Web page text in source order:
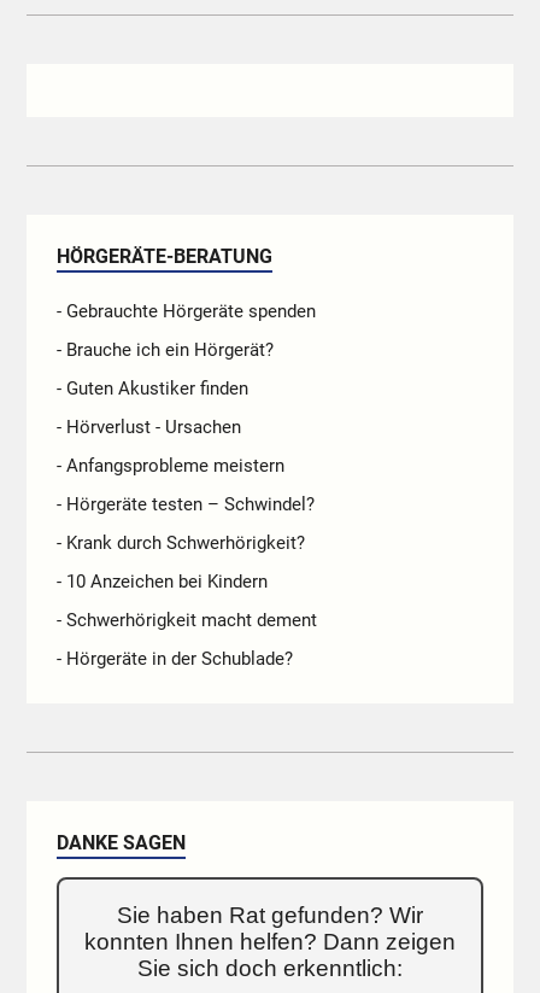
HÖRGERÄTE-BERATUNG
- Gebrauchte Hörgeräte spenden
- Brauche ich ein Hörgerät?
- Guten Akustiker finden
- Hörverlust - Ursachen
- Anfangsprobleme meistern
- Hörgeräte testen – Schwindel?
- Krank durch Schwerhörigkeit?
- 10 Anzeichen bei Kindern
- Schwerhörigkeit macht dement
- Hörgeräte in der Schublade?
DANKE SAGEN
Sie haben Rat gefunden? Wir
konnten Ihnen helfen? Dann zeigen
Sie sich doch erkenntlich: